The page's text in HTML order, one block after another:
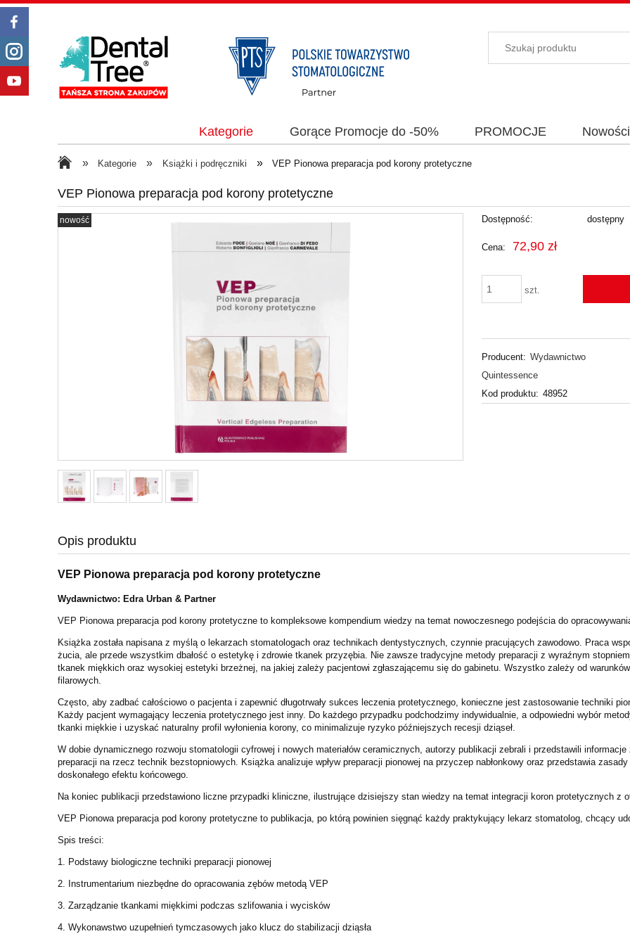
Kategorie Gorące Promocje do -50% PROMOCJE Nowości
» Kategorie » Książki i podręczniki » VEP Pionowa preparacja pod korony protetyczne
VEP Pionowa preparacja pod korony protetyczne
nowość Dostępność: dostępny
Cena: 72,90 zł
szt.
Producent: Wydawnictwo
Quintessence
Kod produktu: 48952
Opis produktu
VEP Pionowa preparacja pod korony protetyczne
Wydawnictwo: Edra Urban & Partner
VEP Pionowa preparacja pod korony protetyczne to kompleksowe kompendium wiedzy na temat nowoczesnego podejścia do
Książka została napisana z myślą o lekarzach stomatologach oraz technikach dentystycznych, czynnie pracujących zawodowo. Praca
żucia, ale przede wszystkim dbałość o estetykę i zdrowie tkanek przyzębia. Nie zawsze tradycyjne metody preparacji z wyraźnym
tkanek miękkich oraz wysokiej estetyki brzeżnej, na jakiej zależy pacjentowi zgłaszającemu się do gabinetu. Wszystko zależy od
filarowych.
Często, aby zadbać całościowo o pacjenta i zapewnić długotrwały sukces leczenia protetycznego, konieczne jest zastosowanie techniki
Każdy pacjent wymagający leczenia protetycznego jest inny. Do każdego przypadku podchodzimy indywidualnie, a odpowiedni wybór
tkanki miękkie i uzyskać naturalny profil wyłonienia korony, co minimalizuje ryzyko późniejszych recesji dziąseł.
W dobie dynamicznego rozwoju stomatologii cyfrowej i nowych materiałów ceramicznych, autorzy publikacji zebrali i przedstawili
preparacji na rzecz technik bezstopniowych. Książka analizuje wpływ preparacji pionowej na przyczep nabłonkowy oraz przedstawia
doskonałego efektu końcowego.
Na koniec publikacji przedstawiono liczne przypadki kliniczne, ilustrujące dzisiejszy stan wiedzy na temat integracji koron protetycznych z
VEP Pionowa preparacja pod korony protetyczne to publikacja, po którą powinien sięgnąć każdy praktykujący lekarz stomatolog, chcący
Spis treści:
1. Podstawy biologiczne techniki preparacji pionowej
2. Instrumentarium niezbędne do opracowania zębów metodą VEP
3. Zarządzanie tkankami miękkimi podczas szlifowania i wycisków
4. Wykonawstwo uzupełnień tymczasowych jako klucz do stabilizacji dziąsła